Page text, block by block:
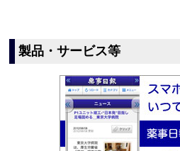
製品・サービス等